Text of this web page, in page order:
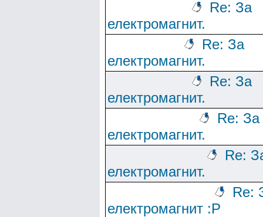
Re: За
електромагнит.
Re: За
електромагнит.
Re: За
електромагнит.
Re: За
електромагнит.
Re:
електромагнит.
Re:
електромагнит :Р